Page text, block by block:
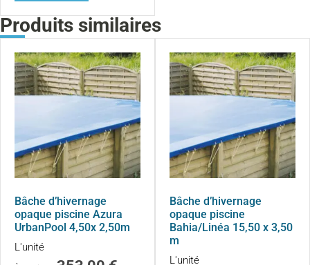
Produits similaires
Bâche d’hivernage
opaque piscine Azura
UrbanPool 4,50x 2,50m
L'unité
Bâche d’hivernage
opaque piscine
Bahia/Linéa 15,50 x 3,50
m
L'unité